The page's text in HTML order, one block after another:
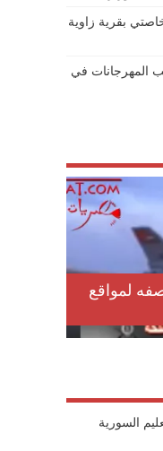
بقرية زاوية
المهرجانات في
لمواقع
السورية